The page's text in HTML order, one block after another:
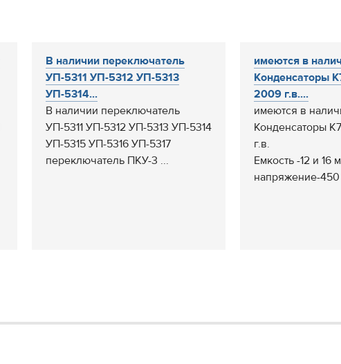
В наличии переключатель
УП-5311 УП-5312 УП-5313
УП-5314...
В наличии переключатель
УП-5311 УП-5312 УП-5313 УП-5314
УП-5315 УП-5316 УП-5317
переключатель ПКУ-3 ...
имеются в
Конденсаторы
2009 г.в....
имеются в
Конденсаторы
г.в.
Емкость -12 и 16
напряжение-450